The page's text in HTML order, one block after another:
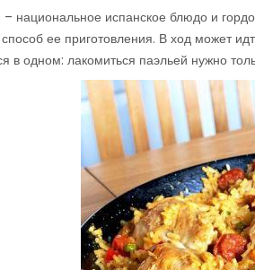
национальное испанское блюдо и
ее приготовления. В ход может
в одном: лакомиться паэльей нужно